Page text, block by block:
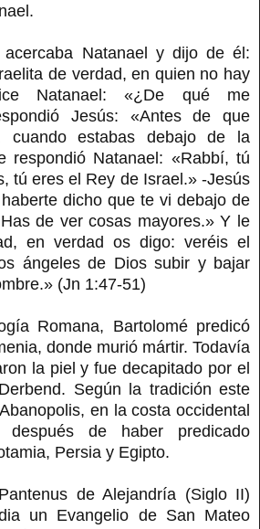
Natanael y dijo de él:
de verdad, en quien no hay
Natanael: «¿De qué me
Jesús: «Antes de que
cuando estabas debajo de la
respondió Natanael: «Rabbí, tú
tú eres el Rey de Israel.» -Jesús
dicho que te vi debajo de
de ver cosas mayores.» Y le
en verdad os digo: veréis el
ángeles de Dios subir y bajar
(Jn 1:47-51)
Romana, Bartolomé predicó
donde murió mártir. Todavía
la piel y fue decapitado por el
Según la tradición este
en la costa occidental
de haber predicado
Persia y Egipto.
de Alejandría (Siglo II)
un Evangelio de San Mateo